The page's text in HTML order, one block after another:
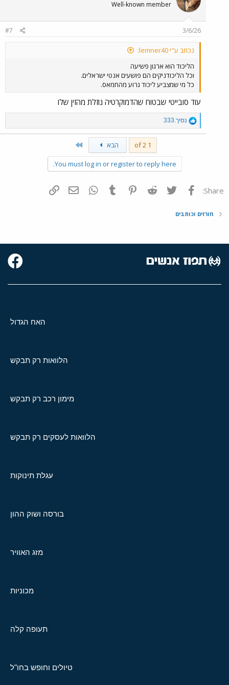
Well-known member
3/6/26
#7
נכתב ע"י lemner40:
הליכוד הוא ארגון פשיעה
וכל הליכודניקים הם פושעים אנטי ישראלים.
כל מי שמצביע ליכוד גרוע מהחמאס.
עוד סובייטי שבטוח שהדמוקרטיה נוזלת מהזין שלו
R
e
a
נסיך.333
1 of 2 הבא
You must log in or register to reply here.
Share: פייסבוק Twitter
Reddit
Pinterest
Tumblr
WhatsAppדואר אלקטרוני
חורזים וכותבים
האח הגדול
הלוואות רק תבקש
מימון רכב רק תבקש
הלוואות לעסקים רק תבקש
עגלת תינוקות
בורסה ושוק ההון
מזג האוויר
מכוניות
תעופה קלה
טיולים וחופש בחו"ל